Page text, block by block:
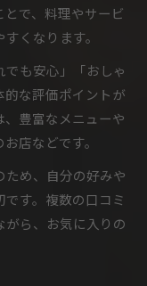
で、料理やサービ
くなります。
も安心」「おしゃ
な評価ポイントが
豊富なメニューや
店などです。
め、自分の好みや
す。複数の口コミ
ら、お気に入りの